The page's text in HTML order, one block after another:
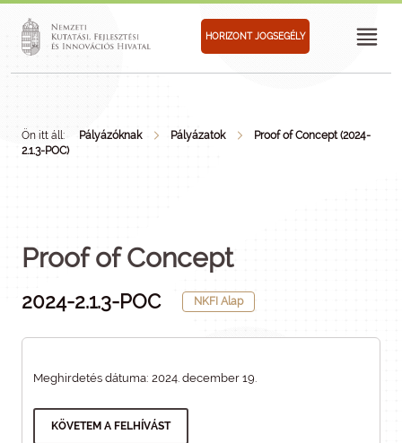
HORIZONT JOGSEGÉLY
Ön itt áll: Pályázóknak Pályázatok
Proof of Concept (2024-
2.1.3-POC)
Proof of Concept
2024-2.1.3-POC NKFI Alap
Meghirdetés dátuma: 2024. december 19.
KÖVETEM A FELHÍVÁST